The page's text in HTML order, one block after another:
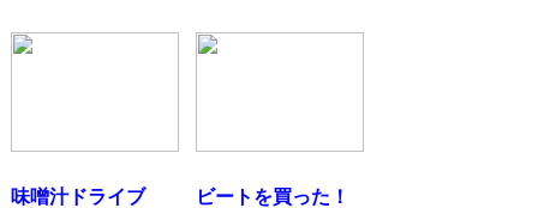
味噌汁ドライブ ビートを買った！